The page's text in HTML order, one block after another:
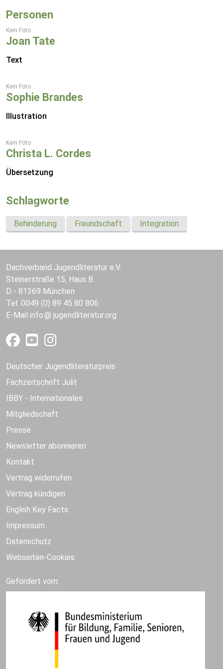
Personen
Kein Foto
Joan Tate
Text
Kein Foto
Sophie Brandes
Illustration
Kein Foto
Christa L. Cordes
Übersetzung
Schlagworte
Behinderung Freundschaft Integration
Dachverband Jugendliteratur e.V.
Steinerstraße 15, Haus B
D - 81369 München
Tel. 0049 (0) 89 45 80 806
E-Mail info jugendliteratur.org
Deutscher Jugendliteraturpreis
Fachzeitschrift Julit
IBBY - Internationales
Mitgliedschaft
Presse
Newsletter abonnieren
Kontakt
Vertrag widerrufen
Vertrag kündigen
English Key Facts
Impressum
Datenschutz
Webseiten-Cookies
Gefördert vom: